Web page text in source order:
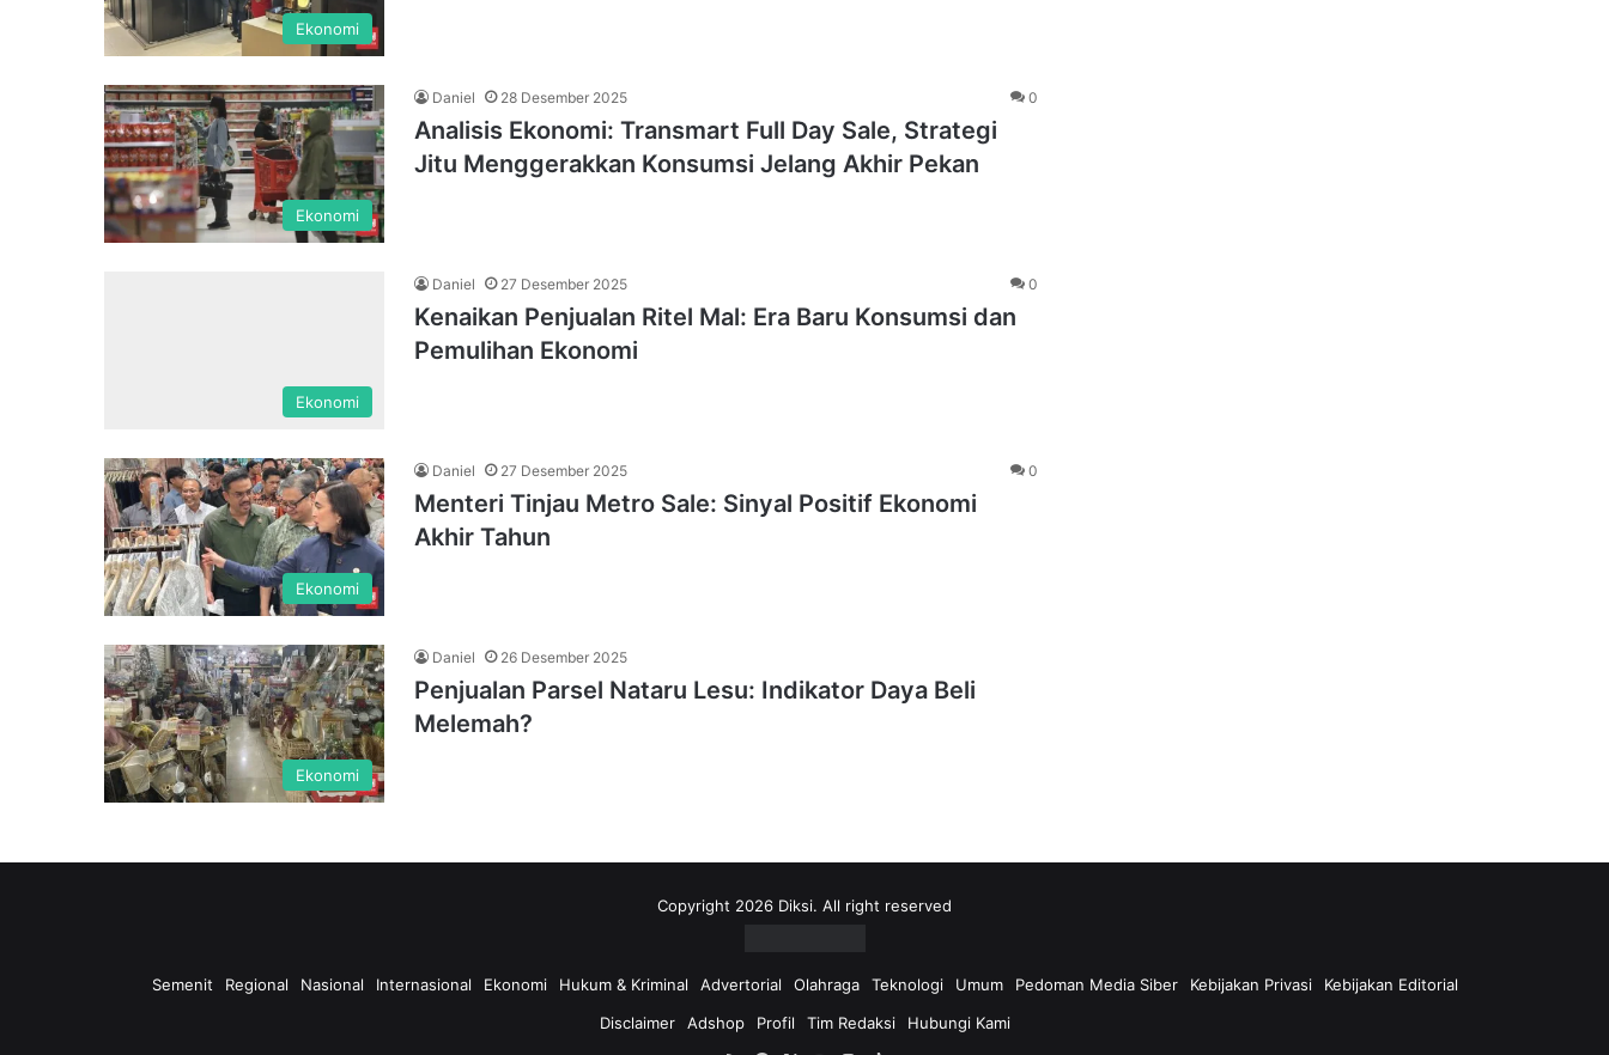
Ekonomi
Ekonomi
Daniel 28 Desember 2025 0
Analisis Ekonomi: Transmart Full Day Sale, Strategi
Jitu Menggerakkan Konsumsi Jelang Akhir Pekan
Ekonomi
Daniel 27 Desember 2025 0
Kenaikan Penjualan Ritel Mal: Era Baru Konsumsi dan
Pemulihan Ekonomi
Ekonomi
Daniel 27 Desember 2025 0
Menteri Tinjau Metro Sale: Sinyal Positif Ekonomi
Akhir Tahun
Ekonomi
Daniel 26 Desember 2025
Penjualan Parsel Nataru Lesu: Indikator Daya Beli
Melemah?
Copyright 2026 Diksi. All right reserved
Semenit Regional Nasional Internasional Ekonomi Hukum & Kriminal Advertorial Olahraga Teknologi Umum Pedoman Media Siber Kebijakan Privasi
Kebijakan Editorial
Disclaimer
Adshop Profil Tim Redaksi
Hubungi Kami